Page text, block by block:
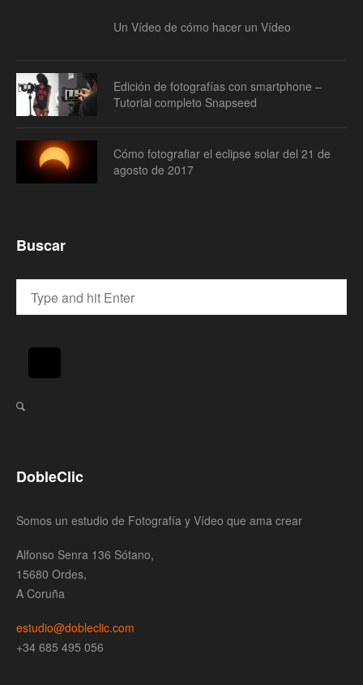
Un Vídeo de cómo hacer un Vídeo
Edición de fotografías con smartphone –
Tutorial completo Snapseed
Cómo fotografiar el eclipse solar del 21 de
agosto de 2017
Buscar
DobleClic
Somos un estudio de Fotografía y Vídeo que ama crear
Alfonso Senra 136 Sótano,
15680 Ordes,
A Coruña
estudio@dobleclic.com
+34 685 495 056